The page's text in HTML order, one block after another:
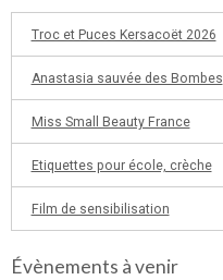
Troc et Puces Kersacoët 2026
Anastasia sauvée des Bombes
Miss Small Beauty France
Etiquettes pour école, crèche
Film de sensibilisation
Évènements à venir